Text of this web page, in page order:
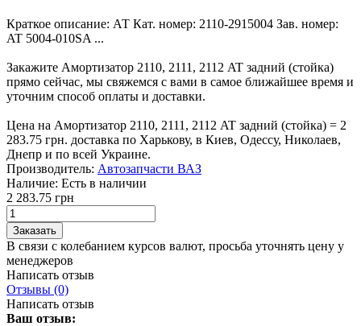
Краткое описание: АТ Кат. номер: 2110-2915004 Зав. номер:
AT 5004-010SA ...
Закажите Амортизатор 2110, 2111, 2112 AT задний (стойка)
прямо сейчас, мы свяжемся с вами в самое ближайшее время и
уточним способ оплаты и доставки.
Цена на Амортизатор 2110, 2111, 2112 AT задний (стойка) = 2
283.75 грн. доставка по Харькову, в Киев, Одессу, Николаев,
Днепр и по всей Украине.
Производитель: Автозапчасти ВАЗ
Наличие: Есть в наличии
2 283.75 грн
В связи с колебанием курсов валют, просьба уточнять цену у
менеджеров
Написать отзыв
Отзывы (0)
Написать отзыв
Ваш отзыв: